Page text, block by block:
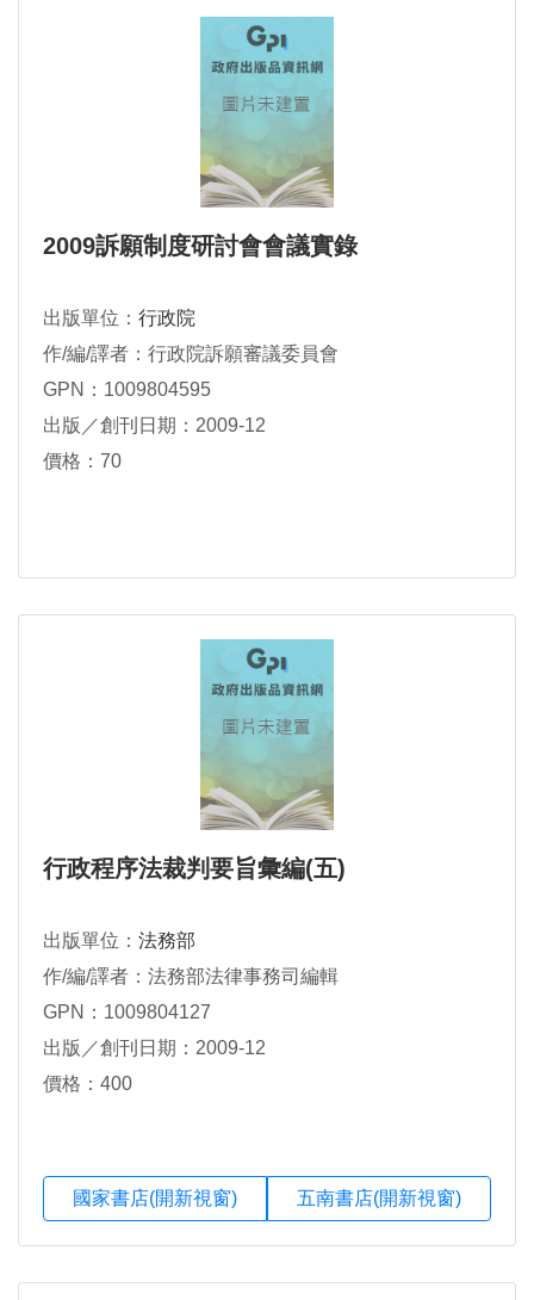
2009訴願制度研討會會議實錄
出版單位： 行政院
作/編/譯者：行政院訴願審議委員會
GPN：1009804595
出版／創刊日期：2009-12
價格：70
行政程序法裁判要旨彙編(五)
出版單位： 法務部
作/編/譯者：法務部法律事務司編輯
GPN：1009804127
出版／創刊日期：2009-12
價格：400
國家書店(開新視窗) 五南書店(開新視窗)